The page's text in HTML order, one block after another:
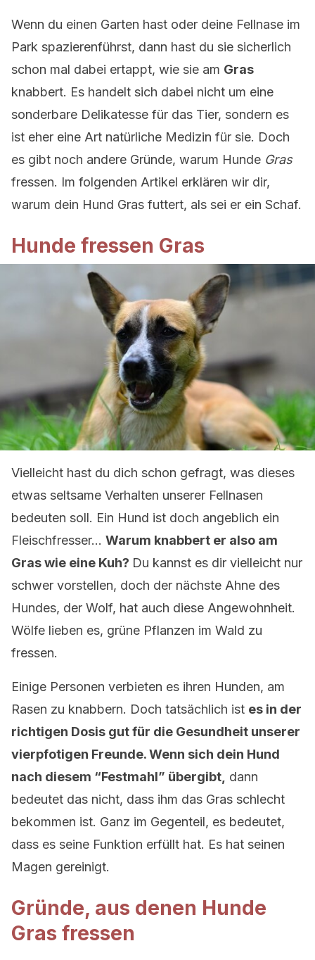
Wenn du einen Garten hast oder deine Fellnase im
Park spazierenführst, dann hast du sie sicherlich
schon mal dabei ertappt, wie sie am Gras
knabbert. Es handelt sich dabei nicht um eine
sonderbare Delikatesse für das Tier, sondern es
ist eher eine Art natürliche Medizin für sie. Doch
es gibt noch andere Gründe, warum Hunde Gras
fressen. Im folgenden Artikel erklären wir dir,
warum dein Hund Gras futtert, als sei er ein Schaf.
Hunde fressen Gras
Vielleicht hast du dich schon gefragt, was dieses
etwas seltsame Verhalten unserer Fellnasen
bedeuten soll. Ein Hund ist doch angeblich ein
Fleischfresser… Warum knabbert er also am
Gras wie eine Kuh? Du kannst es dir vielleicht nur
schwer vorstellen, doch der nächste Ahne des
Hundes, der Wolf, hat auch diese Angewohnheit.
Wölfe lieben es, grüne Pflanzen im Wald zu
fressen.
Einige Personen verbieten es ihren Hunden, am
Rasen zu knabbern. Doch tatsächlich ist es in der
richtigen Dosis gut für die Gesundheit unserer
vierpfotigen Freunde. Wenn sich dein Hund
nach diesem “Festmahl” übergibt, dann
bedeutet das nicht, dass ihm das Gras schlecht
bekommen ist. Ganz im Gegenteil, es bedeutet,
dass es seine Funktion erfüllt hat. Es hat seinen
Magen gereinigt.
Gründe, aus denen Hunde
Gras fressen